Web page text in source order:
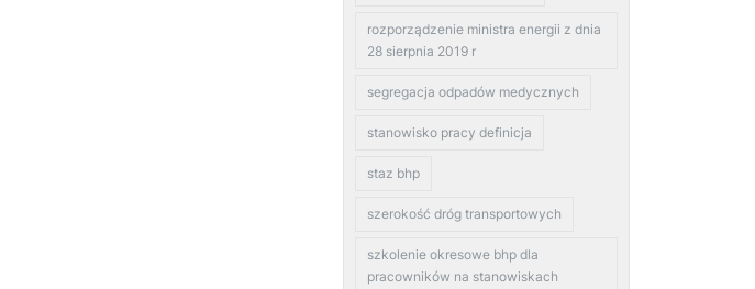
rozporządzenie ministra energii z dnia
28 sierpnia 2019 r
segregacja odpadów medycznych
stanowisko pracy definicja
staz bhp
szerokość dróg transportowych
szkolenie okresowe bhp dla
pracowników na stanowiskach